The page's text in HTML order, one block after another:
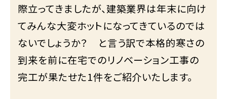
際立ってきましたが、建築業界は年末に向け
てみんな大変ホットになってきているのでは
ないでしょうか？ と言う訳で本格的寒さの
到来を前に在宅でのリノベーション工事の
完工が果たせた1件をご紹介いたします。